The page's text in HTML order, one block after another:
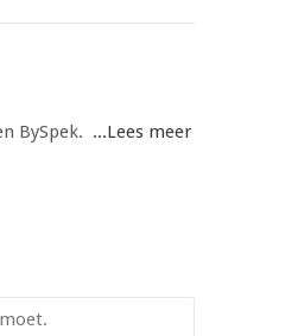
BySpek. ...Lees meer